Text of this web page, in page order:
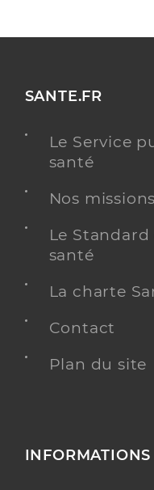
SANTE.FR
Le Service
santé
Nos missions
Le
santé
La charte
Contact
Plan du site